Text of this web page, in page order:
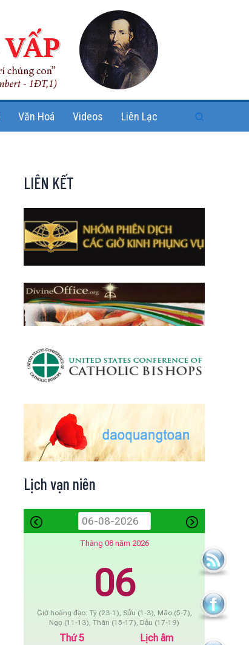
Văn Hoá Videos Liên Lạc Search
LIÊN KẾT
Lịch vạn niên
Tháng 08 năm 2026
06
Giờ hoàng đạo: Tý (23-1), Sửu (1-3), Mão (5-7),
Ngọ (11-13), Thân (15-17), Dậu (17-19)
Thứ 5 Lịch âm